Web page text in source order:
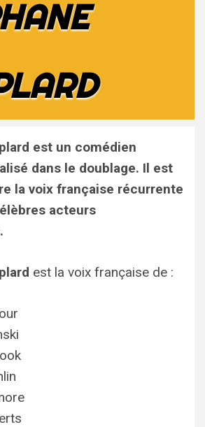
est un comédien
dans le doublage. Il est
la voix française récurrente
acteurs
est la voix française de :